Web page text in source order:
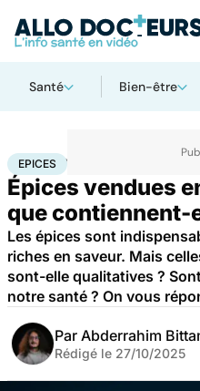
Santé Bien-être
AccueilBien-être
EPICES
Épices vendues
que contiennent-
Les épices sont
riches en saveur. Mais
sont-elle qualitatives ?
notre santé ? On vous
Par Abderrahim
Rédigé le 27/10/2025